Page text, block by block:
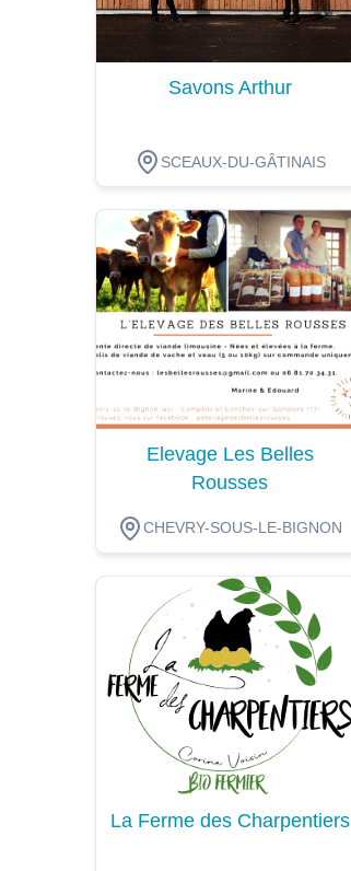
Savons Arthur
SCEAUX-DU-GÂTINAIS
Dégustation
Elevage Les Belles
Rousses
CHEVRY-SOUS-LE-BIGNON
Dégustation
La Ferme des Charpentiers